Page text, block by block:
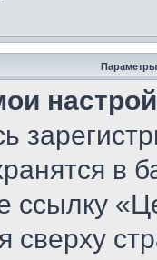
Параметры
в
ссылку
сверху